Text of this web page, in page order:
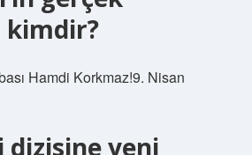
kimdir?
Hamdi Korkmaz!9. Nisan
dizisine yeni